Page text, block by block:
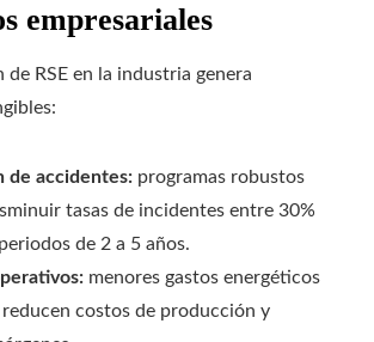
empresariales
de RSE en la industria genera
de accidentes: programas robustos
tasas de incidentes entre 30%
de 2 a 5 años.
menores gastos energéticos
costos de producción y